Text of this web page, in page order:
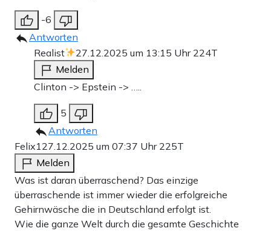
-6
Antworten
Realist
27.12.2025 um 13:15 Uhr 224T
Melden
Clinton -> Epstein -> …..
5
Antworten
Felix127.12.2025 um 07:37 Uhr 225T
Melden
Was ist daran überraschend? Das einzige
überraschende ist immer wieder die erfolgreiche
Gehirnwäsche die in Deutschland erfolgt ist.
Wie die ganze Welt durch die gesamte Geschichte